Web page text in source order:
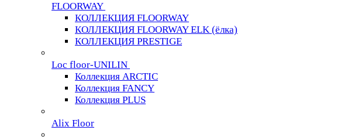
FLOORWAY
КОЛЛЕКЦИЯ FLOORWAY
КОЛЛЕКЦИЯ FLOORWAY ELK (ёлка)
КОЛЛЕКЦИЯ PRESTIGE
Loс floor-UNILIN
Коллекция ARCTIС
Коллекция FANCY
Коллекция PLUS
Alix Floor